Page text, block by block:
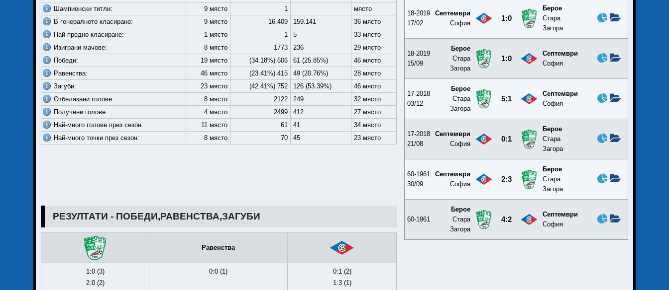
18-2019
17/02
Септември
София
1:0
Берое
Стара
Загора
18-2019
15/09
Берое
Стара
Загора
1:0
Септември
София
17-2018
03/12
Берое
Стара
Загора
5:1
Септември
София
17-2018
21/08
Септември
София
0:1
Берое
Стара
Загора
60-1961
30/09
Септември
София
2:3
Берое
Стара
Загора
60-1961
Берое
Стара
Загора
4:2
Септември
София
Шампионски титли:
9 място 1
място
В генералното класиране:
9 място 16.409 159.141
36 място
Най-предно класиране:
1 място 1 5
33 място
Изиграни мачове:
8 място 1773 236
29 място
Победи:
19 място (34.18%) 606 61 (25.85%)
46 място
Равенства:
46 място (23.41%) 415 49 (20.76%)
28 място
Загуби:
23 място (42.41%) 752 126 (53.39%)
46 място
Отбелязани голове:
8 място 2122 249
32 място
Получени голове:
4 място 2499 412
27 място
Най-много голове през сезон:
11 място 61 41
34 място
Най-много точки през сезон:
8 място 70 45 23 място
РЕЗУЛТАТИ - ПОБЕДИ,РАВЕНСТВА,ЗАГУБИ
Равенства
1:0 (3)
2:0 (2)
0:0 (1)
0:1 (2)
1:3 (1)